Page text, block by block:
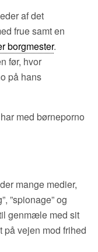
af det
frue samt en
borgmester.
før, hvor
på hans
med børneporno
mange medier,
”spionage” og
genmæle med sit
på vejen mod frihed